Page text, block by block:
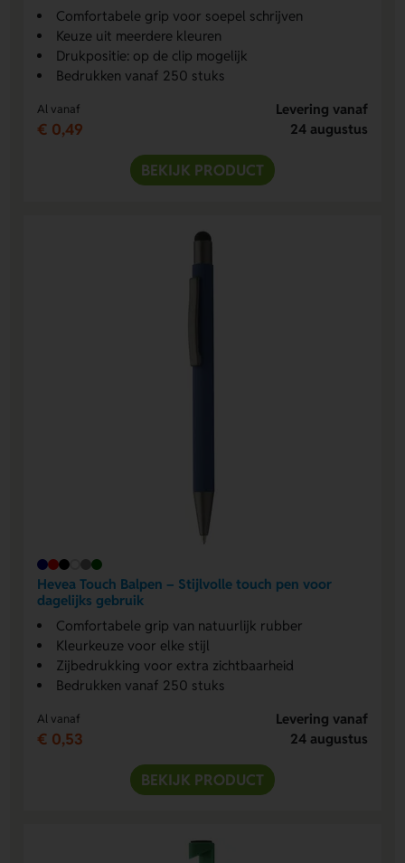
Comfortabele grip voor soepel schrijven
Keuze uit meerdere kleuren
Drukpositie: op de clip mogelijk
Bedrukken vanaf 250 stuks
Al vanaf
€ 0,49
Levering vanaf
24 augustus
BEKIJK PRODUCT
Hevea Touch Balpen – Stijlvolle touch pen voor
dagelijks gebruik
Comfortabele grip van natuurlijk rubber
Kleurkeuze voor elke stijl
Zijbedrukking voor extra zichtbaarheid
Bedrukken vanaf 250 stuks
Al vanaf
€ 0,53
Levering vanaf
24 augustus
BEKIJK PRODUCT